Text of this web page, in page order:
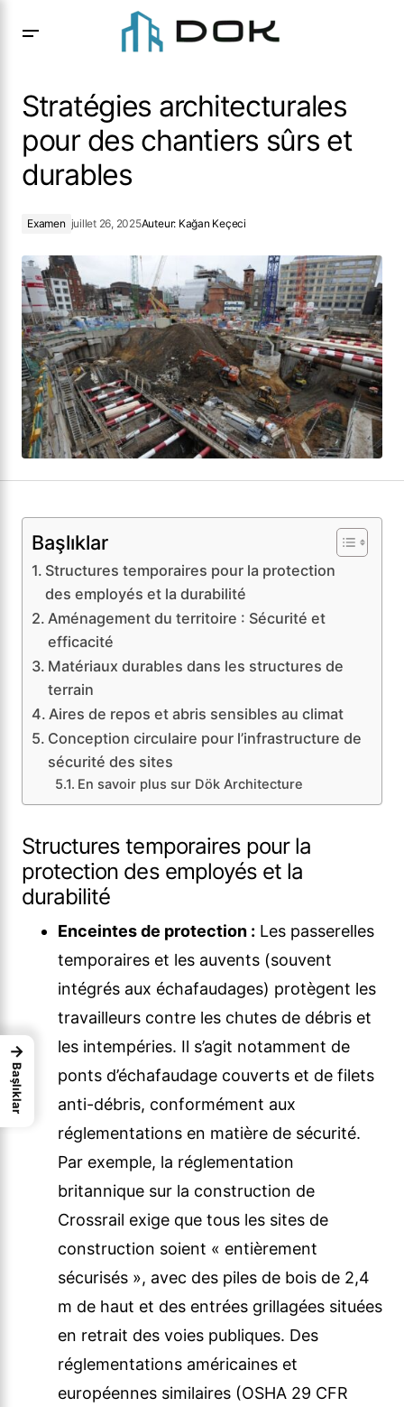
Stratégies architecturales
pour des chantiers sûrs et
durables
Examen juillet 26, 2025Auteur: Kağan Keçeci
Başlıklar
Structures temporaires pour la protection
des employés et la durabilité
Aménagement du territoire : Sécurité et
efficacité
Matériaux durables dans les structures de
terrain
Aires de repos et abris sensibles au climat
Conception circulaire pour l’infrastructure de
sécurité des sites
En savoir plus sur Dök Architecture
Structures temporaires pour la
protection des employés et la
durabilité
Enceintes de protection : Les passerelles
temporaires et les auvents (souvent
intégrés aux échafaudages) protègent les
travailleurs contre les chutes de débris et
les intempéries. Il s’agit notamment de
ponts d’échafaudage couverts et de filets
anti-débris, conformément aux
réglementations en matière de sécurité.
Par exemple, la réglementation
britannique sur la construction de
Crossrail exige que tous les sites de
construction soient « entièrement
sécurisés », avec des piles de bois de 2,4
m de haut et des entrées grillagées situées
en retrait des voies publiques. Des
réglementations américaines et
européennes similaires (OSHA 29 CFR
→
Başlıklar